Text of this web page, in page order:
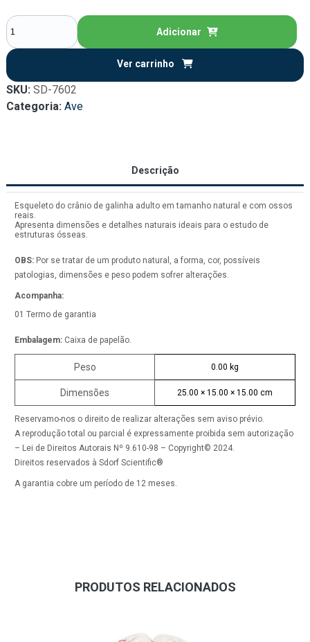
Adicionar
Ver carrinho
SKU: SD-7602
Categoria: Ave
Descrição
Esqueleto do crânio de galinha adulto em tamanho natural e com ossos
reais.
Apresenta dimensões e detalhes naturais ideais para o estudo de
estruturas ósseas.
OBS: Por se tratar de um produto natural, a forma, cor, possíveis
patologias, dimensões e peso podem sofrer alterações.
Acompanha:
01 Termo de garantia
Embalagem: Caixa de papelão.
Peso 0.00 kg
Dimensões 25.00 × 15.00 × 15.00 cm
Reservamo-nos o direito de realizar alterações sem aviso prévio.
A reprodução total ou parcial é expressamente proibida sem autorização
– Lei de Direitos Autorais Nº 9.610-98 – Copyright© 2024.
Direitos reservados à Sdorf Scientific®
A garantia cobre um período de 12 meses.
PRODUTOS RELACIONADOS